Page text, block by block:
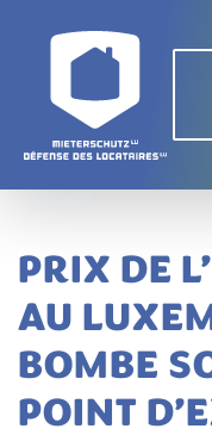
PRIX DE
AU
BOMBE
POINT